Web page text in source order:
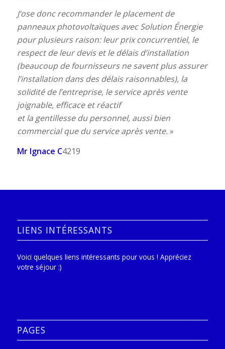
J’ose donc recommander le placement de
panneaux photovoltaïques avec Solution Énergie
pour plusieurs raison: leur prix concurrentiel, le
respect de leur devis et le délais d’installation
(beaucoup de fournisseurs ne savent plus assurer
l’installation dans des délais raisonnables), la
solidité de l’entreprise, le service après vente
joignable, efficace et réactif
et la gentillesse du personnel, aussi bien
commercial que du service après vente. »
Mr Ignace C4219
LIENS INTÉRESSANTS
Voici quelques liens intéressants pour vous ! Appréciez
votre séjour :)
PAGES